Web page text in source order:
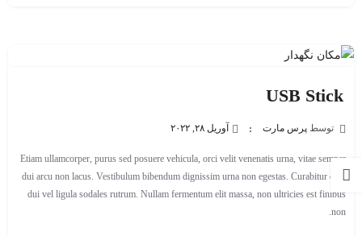
USB Stick
توسط پرس مارت آوریل ۲۸, ۲۰۲۲
Etiam ullamcorper, purus sed posuere vehicula, orci velit venenatis urna, vitae semper
dui arcu non lacus. Vestibulum bibendum dignissim urna non egestas. Curabitur quis
dui vel ligula sodales rutrum. Nullam fermentum elit massa, non ultricies est finibus
non.